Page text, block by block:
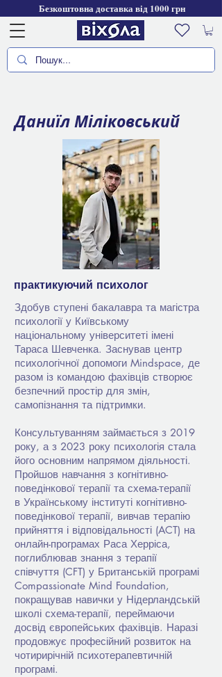
Безкоштовна доставка від 1000 грн
Даниїл Міліковський
практикуючий психолог
Здобув ступені бакалавра та магістра
психології у Київському
національному університеті імені
Тараса Шевченка. Заснував центр
психологічної допомоги Mindspace, де
разом із командою фахівців створює
безпечний простір для змін,
самопізнання та підтримки.
Консультуванням займається з 2019
року, а з 2023 року психологія стала
його основним напрямом діяльності.
Пройшов навчання з когнітивно-
поведінкової терапії та схема-терапії
в Українському інституті когнітивно-
поведінкової терапії, вивчав терапію
прийняття і відповідальності (ACT) на
онлайн-програмах Раса Херріса,
поглиблював знання з терапії
співчуття (CFT) у Британській програмі
Compassionate Mind Foundation,
покращував навички у Нідерландській
школі схема-терапії, переймаючи
досвід європейських фахівців. Наразі
продовжує професійний розвиток на
чотирирічній психотерапевтичній
програмі.